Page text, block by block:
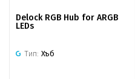
Delock RGB Hub for ARGB
LEDs
Тип: Хъб